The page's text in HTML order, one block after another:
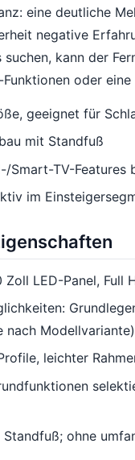
eine deutliche
negative
suchen, kann der
oder
geeignet für
mit Standfuß
Smart-TV-Features
im
Zoll LED-Panel, Full
nach Modellvariante)
leichter
ohne